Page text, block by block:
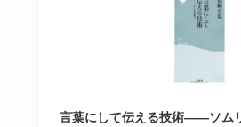
言葉にして伝える技術――ソム